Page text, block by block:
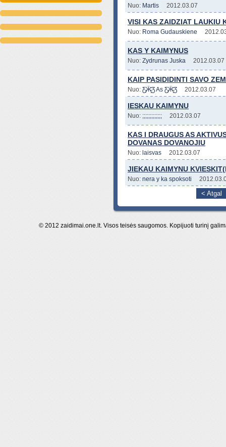
Nuo: Martis 2012.03.07
VISI KAS ZAIDZIAT LAUKIU
Nuo: Roma Gudauskiene
KAS Y KAIMYNUS
Nuo: Zydrunas Juska 2012.03.07
KAIP PASIDIDINTI SAVO
Nuo: Ƹ̵̡Ӝ̵̨̄Ʒ As Ƹ̵̡Ӝ̵̨̄Ʒ 2012.03.07
IESKAU KAIMYNU
Nuo: ;;;;;;;;;;;;; 2012.03.07
KAS I DRAUGUS AS
DOVANAS DOVANOJIU
Nuo: laisvas 2012.03.07
JIEKAU KAIMYNU
Nuo: nera y ka spoksoti
< Atgal
© 2012 zaidimai.one.lt. Visos teisės saugomos. Kopijuoti turinį